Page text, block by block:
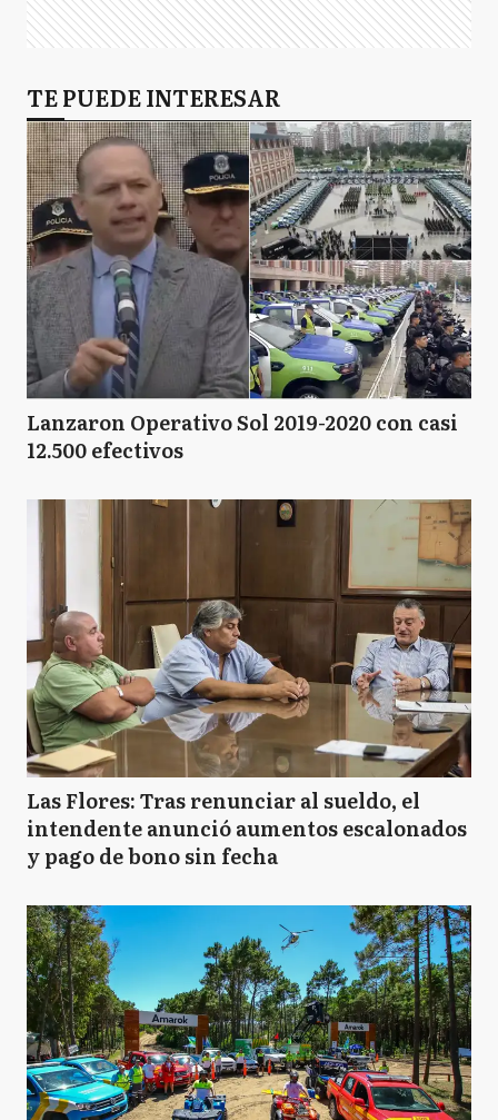
TE PUEDE INTERESAR
Lanzaron Operativo Sol 2019-2020 con casi
12.500 efectivos
Las Flores: Tras renunciar al sueldo, el
intendente anunció aumentos escalonados
y pago de bono sin fecha